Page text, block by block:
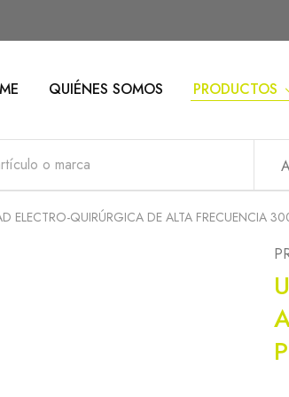
QUIÉNES SOMOS PRODUCTOS
ELECTRO-QUIRÚRGICA DE ALTA FRECUENCIA